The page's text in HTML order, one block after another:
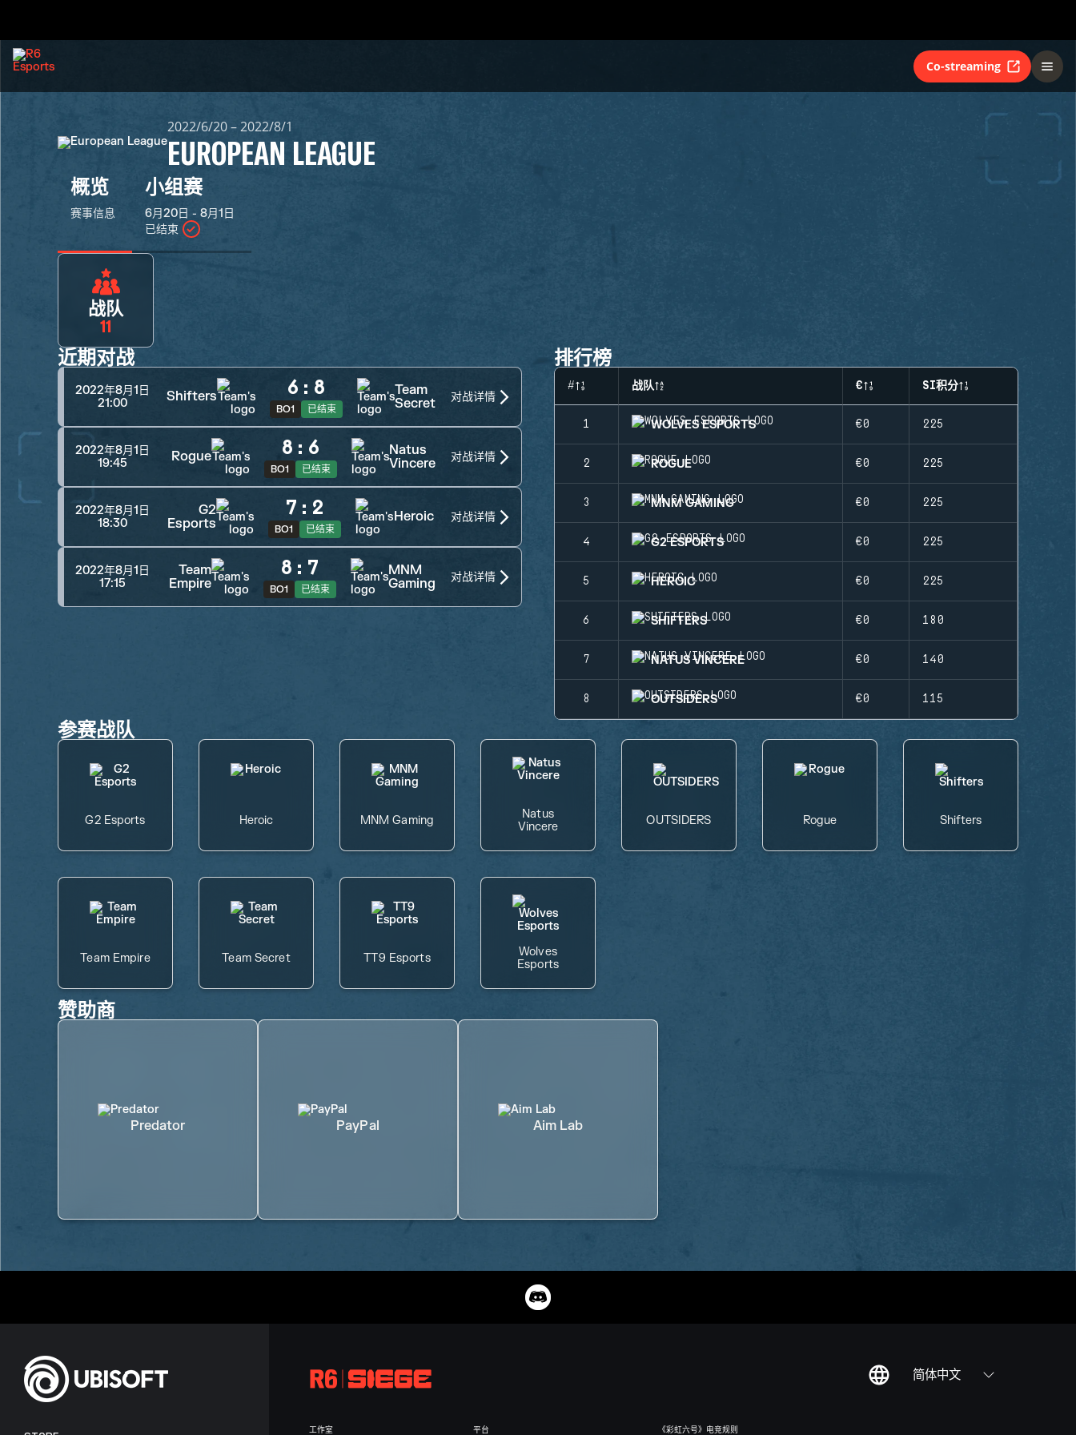
Co-streaming
2022/6/20 – 2022/8/1
EUROPEAN LEAGUE
概览
赛事信息
小组赛
6月20日 - 8月1日
已结束
战队
11
近期对战
2022年8月1日
21:00
Shifters 6 : 8
BO1 已结束
Team
Secret
对战详情
2022年8月1日
19:45
Rogue 8 : 6
BO1 已结束
Natus
Vincere
对战详情
2022年8月1日
18:30
G2
Esports
7 : 2
BO1 已结束
Heroic 对战详情
2022年8月1日
17:15
Team
Empire
8 : 7
BO1 已结束
MNM
Gaming
对战详情
排行榜
# 战队 € SI积分
1 WOLVES ESPORTS €0 225
2 ROGUE €0 225
3 MNM GAMING €0 225
4 G2 ESPORTS €0 225
5 HEROIC €0 225
6 SHIFTERS €0 180
7 NATUS VINCERE €0 140
8 OUTSIDERS €0 115
参赛战队
G2 Esports Heroic MNM Gaming
Natus
Vincere
OUTSIDERS Rogue Shifters
Team Empire Team Secret TT9 Esports
Wolves
Esports
赞助商
Predator PayPal Aim Lab
简体中文
工作室 平台 《彩虹六号》电竞规则